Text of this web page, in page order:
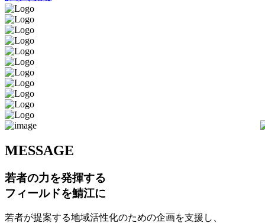
MESSAGE
若者の力を発揮する
フィールドを鯖江に
若者が提案する地域活性化のための企画を支援し、